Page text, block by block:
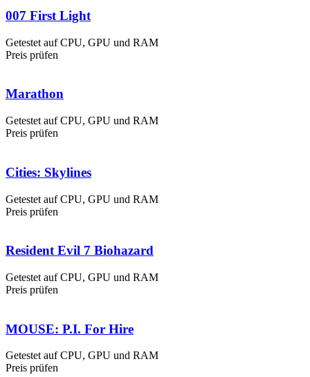
007 First Light
Getestet auf CPU, GPU und RAM
Preis prüfen
Marathon
Getestet auf CPU, GPU und RAM
Preis prüfen
Cities: Skylines
Getestet auf CPU, GPU und RAM
Preis prüfen
Resident Evil 7 Biohazard
Getestet auf CPU, GPU und RAM
Preis prüfen
MOUSE: P.I. For Hire
Getestet auf CPU, GPU und RAM
Preis prüfen